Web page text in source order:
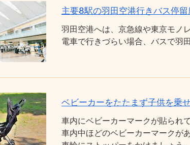
主要8駅の羽田空港行きバス停留
羽田空港へは、京急線や東京モノ
電車で行きづらい場合、バスで羽
ベビーカーをたたまず子供を乗
車内にベビーカーマークが貼られ
車内中ほどのベビーカーマークが